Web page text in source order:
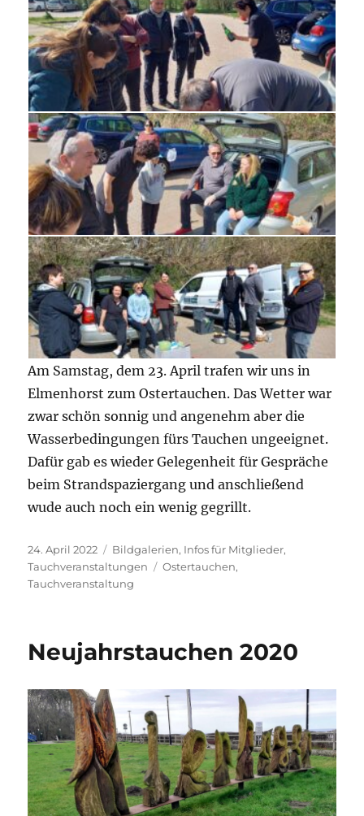
Am Samstag, dem 23. April trafen wir uns in
Elmenhorst zum Ostertauchen. Das Wetter war
zwar schön sonnig und angenehm aber die
Wasserbedingungen fürs Tauchen ungeeignet.
Dafür gab es wieder Gelegenheit für Gespräche
beim Strandspaziergang und anschließend
wude auch noch ein wenig gegrillt.
Veröffentlicht
am
24. April 2022 Kategorien
Bildgalerien, Infos für Mitglieder,
Tauchveranstaltungen
Schlagwörter
Ostertauchen,
Tauchveranstaltung
Neujahrstauchen 2020